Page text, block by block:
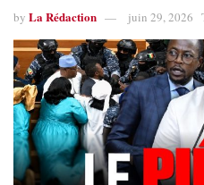
by La Rédaction juin 29, 2026